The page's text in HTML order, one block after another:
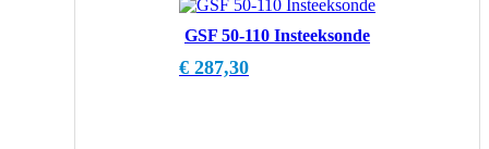
GSF 50-110 Insteeksonde
€ 287,30